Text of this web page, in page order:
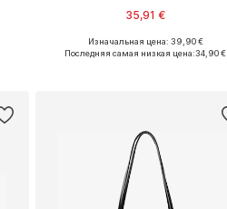
35,91 €
Доступные размеры: One Size
Изначальная цена: 39,90 €
Последняя самая низкая цена:34,90 €